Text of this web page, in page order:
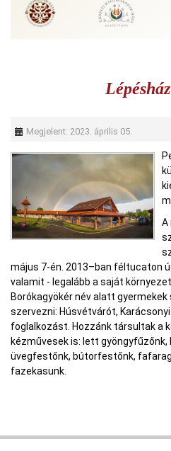
Megjelent: 2023. április 05.
A
május 7-én. 2013–ban féltucaton
valamit - legalább a saját
Borókagyökér név alatt
szervezni: Húsvétvárót,
foglalkozást. Hozzánk társultak a
kézművesek is: lett gyöngyfűzőnk,
üvegfestőnk, bútorfestőnk,
fazekasunk.